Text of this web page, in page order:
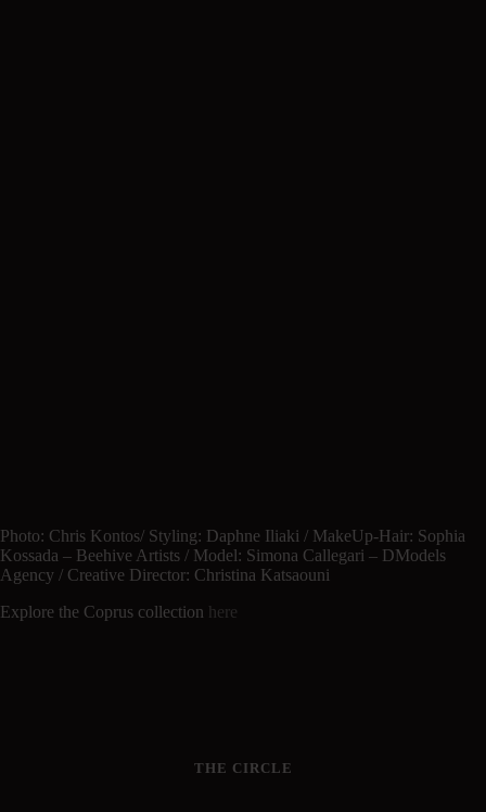
Photo: Chris Kontos/ Styling: Daphne Iliaki / MakeUp-Hair: Sophia
Kossada – Beehive Artists / Model: Simona Callegari – DModels
Agency / Creative Director: Christina Katsaouni
Explore the Coprus collection here
THE CIRCLE